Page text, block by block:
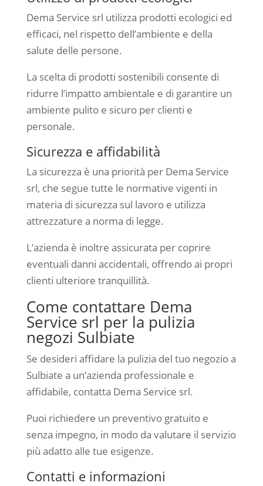
Dema Service srl utilizza prodotti ecologici ed
efficaci, nel rispetto dell’ambiente e della
salute delle persone.
La scelta di prodotti sostenibili consente di
ridurre l’impatto ambientale e di garantire un
ambiente pulito e sicuro per clienti e
personale.
Sicurezza e affidabilità
La sicurezza è una priorità per Dema Service
srl, che segue tutte le normative vigenti in
materia di sicurezza sul lavoro e utilizza
attrezzature a norma di legge.
L’azienda è inoltre assicurata per coprire
eventuali danni accidentali, offrendo ai propri
clienti ulteriore tranquillità.
Come contattare Dema
Service srl per la pulizia
negozi Sulbiate
Se desideri affidare la pulizia del tuo negozio a
Sulbiate a un’azienda professionale e
affidabile, contatta Dema Service srl.
Puoi richiedere un preventivo gratuito e
senza impegno, in modo da valutare il servizio
più adatto alle tue esigenze.
Contatti e informazioni